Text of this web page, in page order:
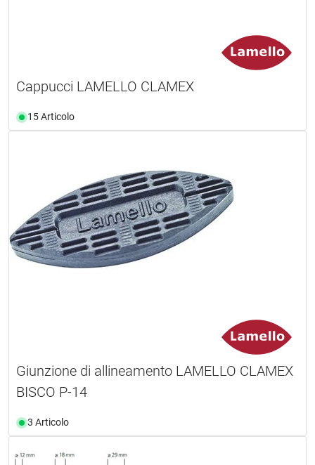
Cappucci LAMELLO CLAMEX
15 Articolo
Giunzione di allineamento LAMELLO CLAMEX
BISCO P-14
3 Articolo